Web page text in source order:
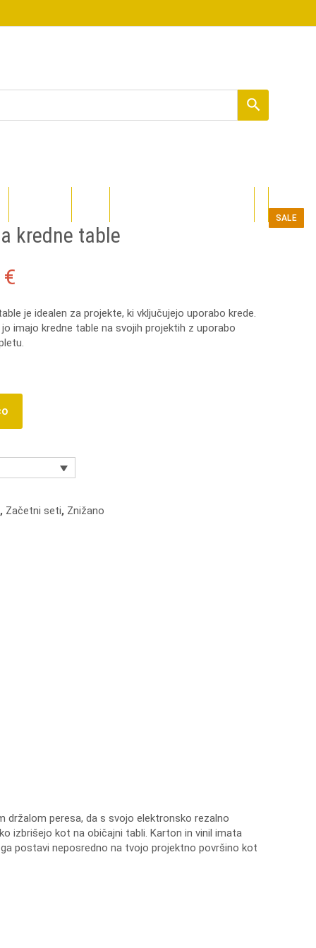
SALE
kredne table
€Current
price
is:
je idealen za projekte, ki vključujejo uporabo krede.
imajo kredne table na svojih projektih z uporabo
, Začetni seti, Znižano
držalom peresa, da s svojo elektronsko rezalno
izbrišejo kot na običajni tabli. Karton in vinil imata
postavi neposredno na tvojo projektno površino kot